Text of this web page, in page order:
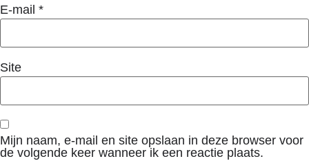
E-mail *
Site
Mijn naam, e-mail en site opslaan in deze browser voor
de volgende keer wanneer ik een reactie plaats.